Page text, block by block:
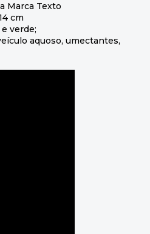
Marca Texto
cm
verde;
aquoso, umectantes,